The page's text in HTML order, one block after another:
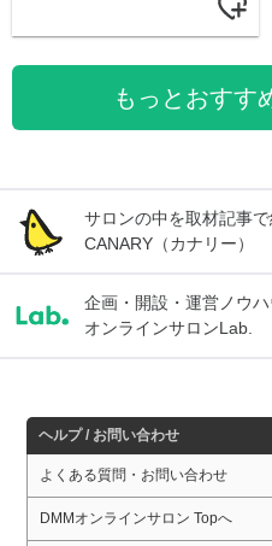
もっとおすす
サロンの中を取材記事
CANARY（カナリー）
企画・開設・運営ノウハ
オンラインサロンLab.
ヘルプ / お問い合わせ
よくある質問・お問い合わせ
DMMオンラインサロン Topへ